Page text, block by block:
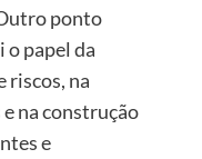
ponto
papel da
riscos, na
na construção
e